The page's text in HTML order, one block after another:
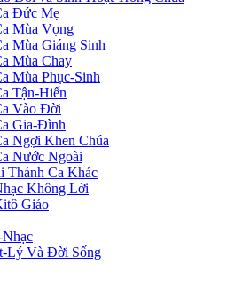
Đức Mẹ
Mùa Vọng
Mùa Giáng Sinh
Mùa Chay
Mùa Phục-Sinh
Tận-Hiến
Vào Đời
Gia-Đình
Ngợi Khen Chúa
Nước Ngoài
Thánh Ca Khác
Không Lời
Giáo
Lý Và Đời Sống